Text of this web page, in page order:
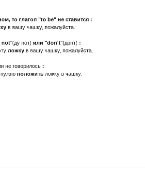
то глагол "to be" не ставится :
в вашу чашку, пожалуйста.
not"(ду нот) или "don't"(донт) :
ложку в вашу чашку, пожалуйста.
не говорилось :
нужно положить ложку в чашку.